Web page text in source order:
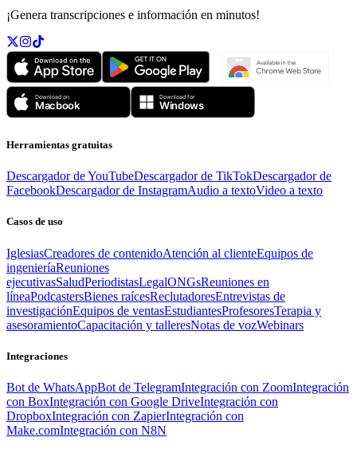
¡Genera transcripciones e información en minutos!
Herramientas gratuitas
Descargador de YouTubeDescargador de TikTokDescargador de
FacebookDescargador de InstagramAudio a textoVideo a texto
Casos de uso
IglesiasCreadores de contenidoAtención al clienteEquipos de
ingenieríaReuniones
ejecutivasSaludPeriodistasLegalONGsReuniones en
líneaPodcastersBienes raícesReclutadoresEntrevistas de
investigaciónEquipos de ventasEstudiantesProfesoresTerapia y
asesoramientoCapacitación y talleresNotas de vozWebinars
Integraciones
Bot de WhatsAppBot de TelegramIntegración con ZoomIntegración
con BoxIntegración con Google DriveIntegración con
DropboxIntegración con ZapierIntegración con
Make.comIntegración con N8N